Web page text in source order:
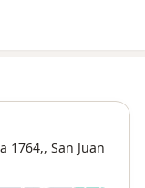
1764,, San Juan